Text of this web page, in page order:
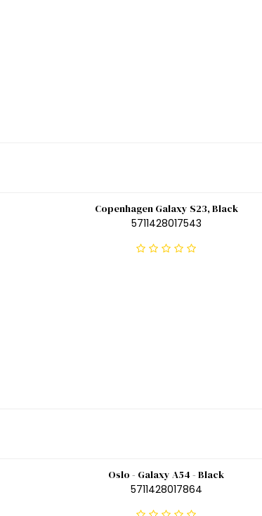
Copenhagen Galaxy S23, Black
5711428017543
Oslo - Galaxy A54 - Black
5711428017864